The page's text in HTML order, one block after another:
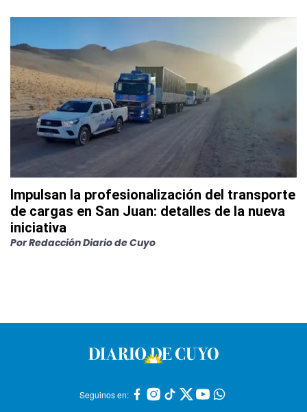
Impulsan la profesionalización del transporte
de cargas en San Juan: detalles de la nueva
iniciativa
PorRedacción Diario de Cuyo
Seguinos en: